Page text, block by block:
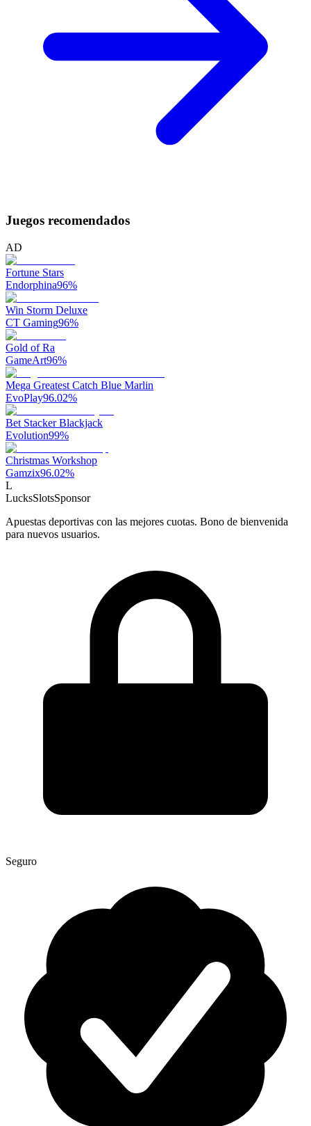
Juegos recomendados
AD
Fortune Stars
Endorphina96%
Win Storm Deluxe
CT Gaming96%
Gold of Ra
GameArt96%
Mega Greatest Catch Blue Marlin
EvoPlay96.02%
Bet Stacker Blackjack
Evolution99%
Christmas Workshop
Gamzix96.02%
L
LucksSlotsSponsor
Apuestas deportivas con las mejores cuotas. Bono de bienvenida
para nuevos usuarios.
Seguro